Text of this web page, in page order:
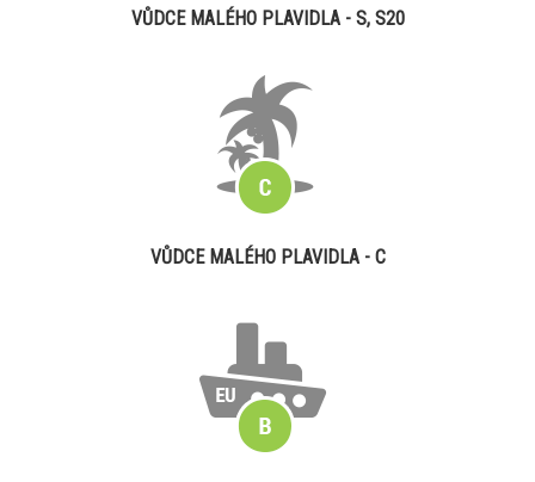
VŮDCE MALÉHO PLAVIDLA - S, S20
VŮDCE MALÉHO PLAVIDLA - C